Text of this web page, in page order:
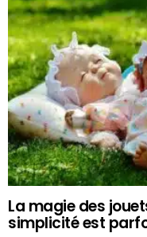
La magie des
simplicité est